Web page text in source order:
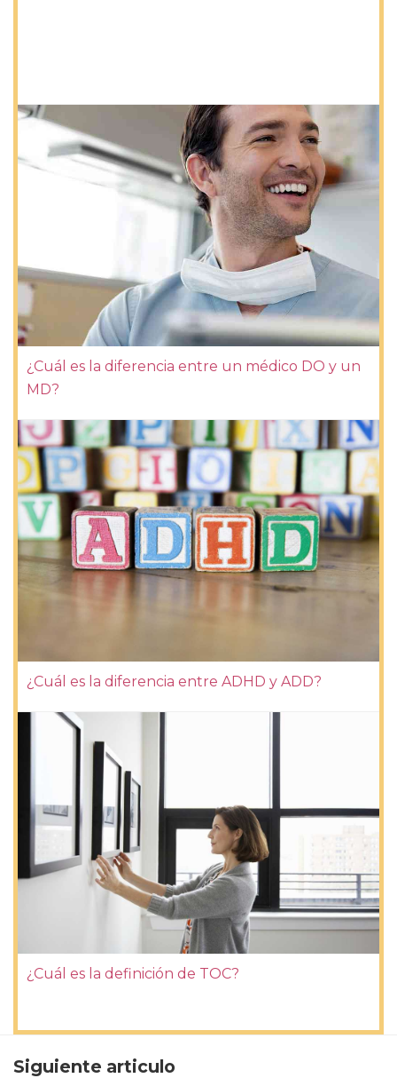
¿Cuál es la diferencia entre un médico DO y un
MD?
¿Cuál es la diferencia entre ADHD y ADD?
¿Cuál es la definición de TOC?
Siguiente articulo